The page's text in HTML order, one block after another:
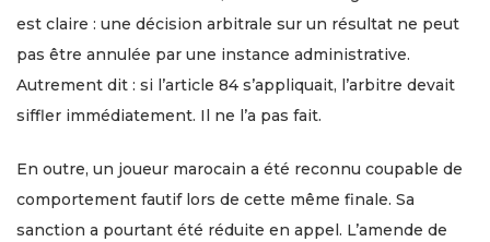
est claire : une décision arbitrale sur un résultat ne peut
pas être annulée par une instance administrative.
Autrement dit : si l’article 84 s’appliquait, l’arbitre devait
siffler immédiatement. Il ne l’a pas fait.
En outre, un joueur marocain a été reconnu coupable de
comportement fautif lors de cette même finale. Sa
sanction a pourtant été réduite en appel. L’amende de